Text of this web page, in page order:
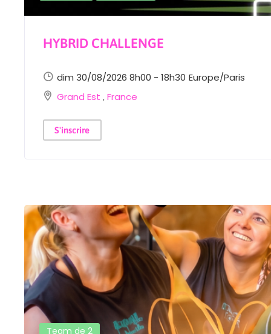
HYBRID CHALLENGE
dim 30/08/2026 8h00 - 18h30 Europe/Paris
Grand Est ,France
S'inscrire
Team de 2